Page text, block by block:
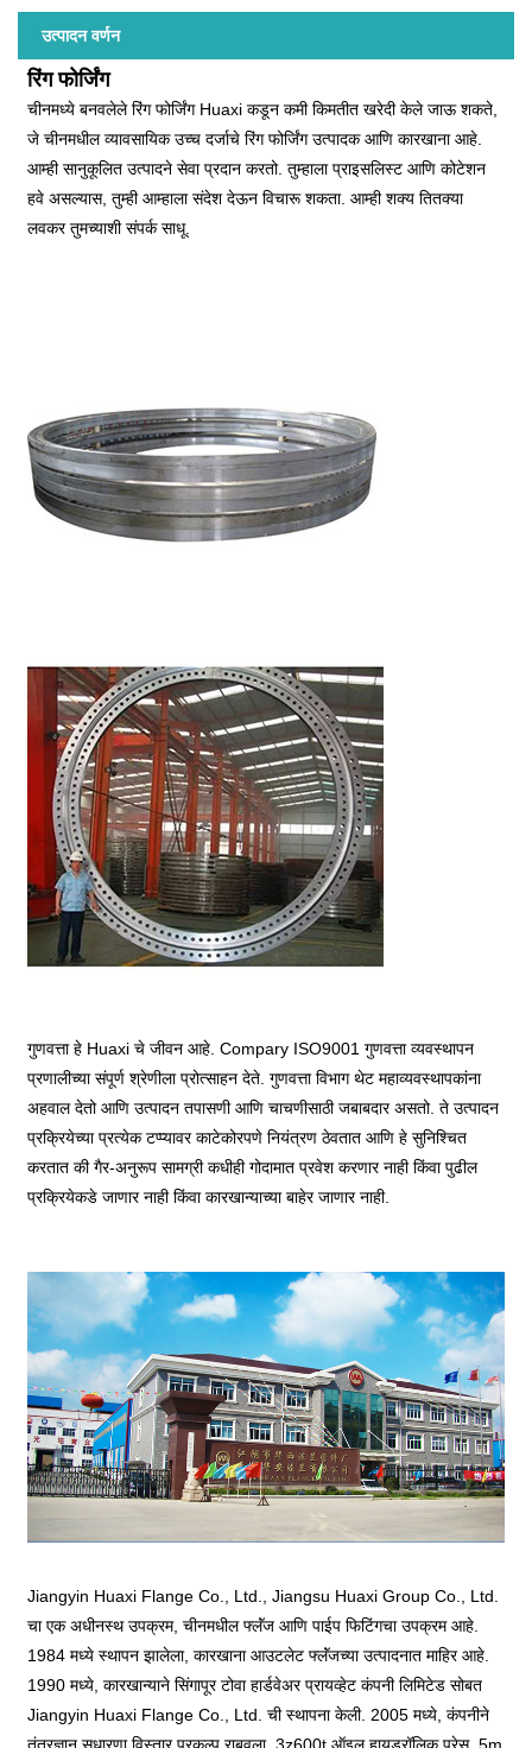
उत्पादन वर्णन
रिंग फोर्जिंग
चीनमध्ये बनवलेले रिंग फोर्जिंग Huaxi कडून कमी किमतीत खरेदी केले जाऊ शकते,
जे चीनमधील व्यावसायिक उच्च दर्जाचे रिंग फोर्जिंग उत्पादक आणि कारखाना आहे.
आम्ही सानुकूलित उत्पादने सेवा प्रदान करतो. तुम्हाला प्राइसलिस्ट आणि कोटेशन
हवे असल्यास, तुम्ही आम्हाला संदेश देऊन विचारू शकता. आम्ही शक्य तितक्या
लवकर तुमच्याशी संपर्क साधू.
गुणवत्ता हे Huaxi चे जीवन आहे. Compary ISO9001 गुणवत्ता व्यवस्थापन
प्रणालीच्या संपूर्ण श्रेणीला प्रोत्साहन देते. गुणवत्ता विभाग थेट महाव्यवस्थापकांना
अहवाल देतो आणि उत्पादन तपासणी आणि चाचणीसाठी जबाबदार असतो. ते उत्पादन
प्रक्रियेच्या प्रत्येक टप्प्यावर काटेकोरपणे नियंत्रण ठेवतात आणि हे सुनिश्चित
करतात की गैर-अनुरूप सामग्री कधीही गोदामात प्रवेश करणार नाही किंवा पुढील
प्रक्रियेकडे जाणार नाही किंवा कारखान्याच्या बाहेर जाणार नाही.
Jiangyin Huaxi Flange Co., Ltd., Jiangsu Huaxi Group Co., Ltd.
चा एक अधीनस्थ उपक्रम, चीनमधील फ्लॅंज आणि पाईप फिटिंगचा उपक्रम आहे.
1984 मध्ये स्थापन झालेला, कारखाना आउटलेट फ्लॅंजच्या उत्पादनात माहिर आहे.
1990 मध्ये, कारखान्याने सिंगापूर टोवा हार्डवेअर प्रायव्हेट कंपनी लिमिटेड सोबत
Jiangyin Huaxi Flange Co., Ltd. ची स्थापना केली. 2005 मध्ये, कंपनीने